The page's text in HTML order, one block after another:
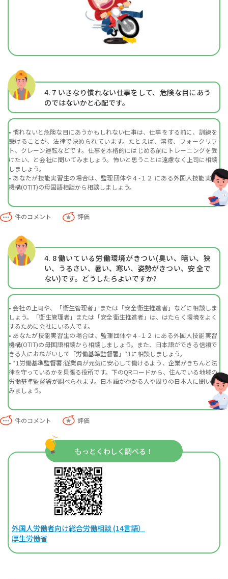
4. 7 いきなり慣れない仕事をして、危険な目にあう
のではないかと心配です。
• 慣れないと危険な目にあうかもしれない仕事は、仕事をする前に、訓練を
受けることが、法律で決められています。たとえば、溶接、フォークリフ
ト、クレーン運転などです。仕事を本格的にはじめる前にトレーニングを受
けたい、と会社に聞いてみましょう。怖いと思うことは遠慮なく上司に相談
しましょう。
• あなたが技能実習生の場合は、監理団体や４-１２.にある外国人技能実習
機構(OTIT)の母国語相談から相談しましょう。
件のコメント 評価
4. 8働いている労働環境がきつい(臭い、暗い、狭
い、うるさい、暑い、寒い、姿勢がきつい、安 全で
ない)です。どうしたらよいですか?
• 会社の上司や、「衛生管理者」または「安全衛生推進者」などに相談しま
しょう。「衛生管理者」または「安全衛生推進者」は、はたらく環境をよく
するために会社にいる人です。
• あなたが技能実習生の場合は、監理団体や４-１２.にある外国人技能実習
機構(OTIT)の母国語相談から相談しましょう。また、日本語ができる信頼で
きる人におねがいして「労働基準監督署」*1に相談しましょう。
• *1労働基準監督署:従業員が元気に安心して働けるよう、企業がきちんと法
律を守っているかを見張る役所です。下のQRコードから、住んでいる地域の
労働基準監督署が調べられます。日本語がわかる人や周りの日本人に聞いて
みましょう。
件のコメント 評価
もっとくわしく調べる！
外国人労働者向け総合労働相談 (14言語）
厚生労働省